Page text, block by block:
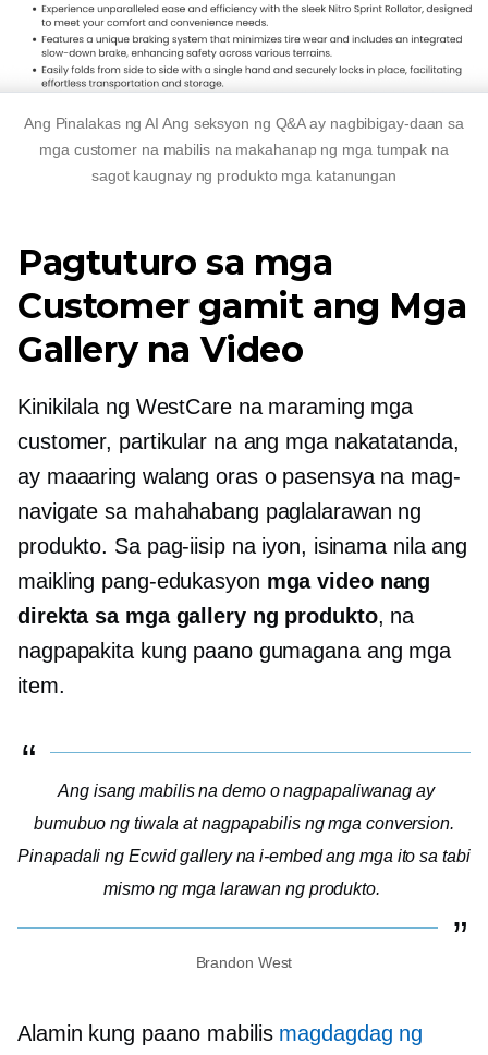
Ang Pinalakas ng AI Ang seksyon ng Q&A ay nagbibigay-daan sa
mga customer na mabilis na makahanap ng mga tumpak na
sagot kaugnay ng produkto mga katanungan
Pagtuturo sa mga
Customer gamit ang Mga
Gallery na Video
Kinikilala ng WestCare na maraming mga
customer, partikular na ang mga nakatatanda,
ay maaaring walang oras o pasensya na mag-
navigate sa mahahabang paglalarawan ng
produkto. Sa pag-iisip na iyon, isinama nila ang
maikling pang-edukasyon mga video nang
direkta sa mga gallery ng produkto, na
nagpapakita kung paano gumagana ang mga
item.
Ang isang mabilis na demo o nagpapaliwanag ay
bumubuo ng tiwala at nagpapabilis ng mga conversion.
Pinapadali ng Ecwid gallery na i-embed ang mga ito sa tabi
mismo ng mga larawan ng produkto.
Brandon West
Alamin kung paano mabilis magdagdag ng